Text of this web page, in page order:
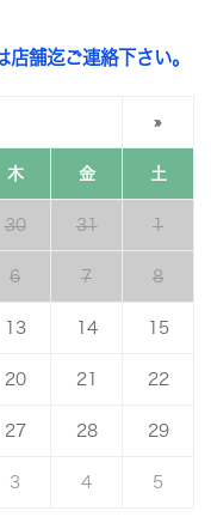
舗迄ご連絡下さい。
»
木 金 土
30 31 1
6 7 8
13 14 15
20 21 22
27 28 29
3 4 5